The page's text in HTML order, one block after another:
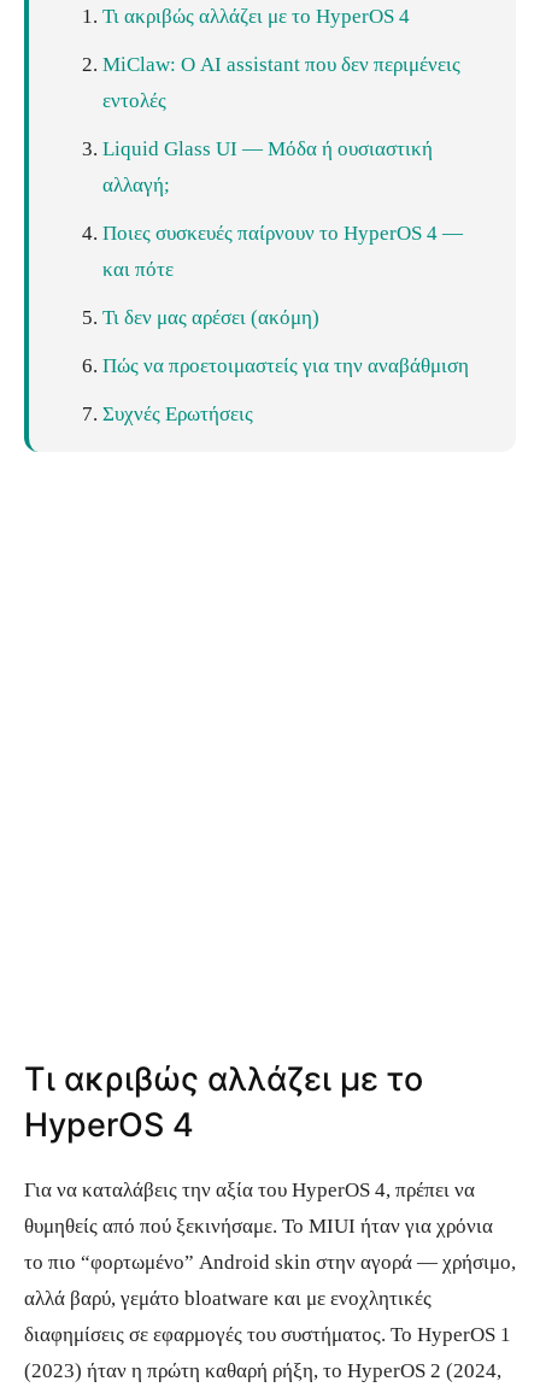
Τι ακριβώς αλλάζει με το HyperOS 4
MiClaw: Ο AI assistant που δεν περιμένεις
εντολές
Liquid Glass UI — Μόδα ή ουσιαστική
αλλαγή;
Ποιες συσκευές παίρνουν το HyperOS 4 —
και πότε
Τι δεν μας αρέσει (ακόμη)
Πώς να προετοιμαστείς για την αναβάθμιση
Συχνές Ερωτήσεις
Τι ακριβώς αλλάζει με το
HyperOS 4
Για να καταλάβεις την αξία του HyperOS 4, πρέπει να
θυμηθείς από πού ξεκινήσαμε. Το MIUI ήταν για χρόνια
το πιο “φορτωμένο” Android skin στην αγορά — χρήσιμο,
αλλά βαρύ, γεμάτο bloatware και με ενοχλητικές
διαφημίσεις σε εφαρμογές του συστήματος. Το HyperOS 1
(2023) ήταν η πρώτη καθαρή ρήξη, το HyperOS 2 (2024,